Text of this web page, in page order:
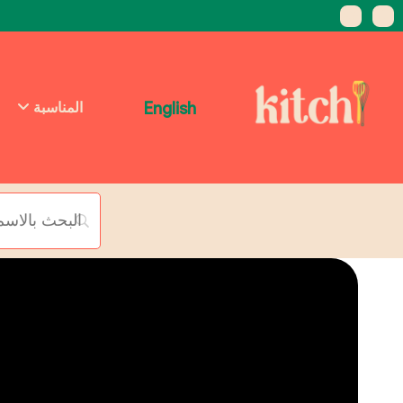
English المناسبة